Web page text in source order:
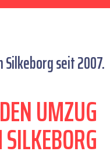
seit 2007.
UMZUG